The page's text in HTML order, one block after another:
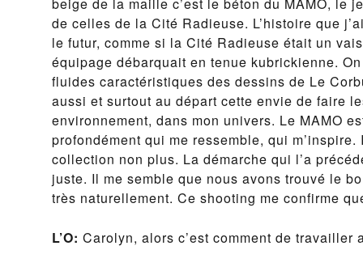
de celles de la Cité Radieuse. L’histoire que
le futur, comme si la Cité Radieuse était un
équipage débarquait en tenue kubrickienne.
fluides caractéristiques des dessins de Le
aussi et surtout au départ cette envie de faire
environnement, dans mon univers. Le MAMO
profondément qui me ressemble, qui
collection non plus. La démarche qui l’a
juste. Il me semble que nous avons trouvé le
très naturellement. Ce shooting me confirme
L’O: Carolyn, alors c’est comment de travailler